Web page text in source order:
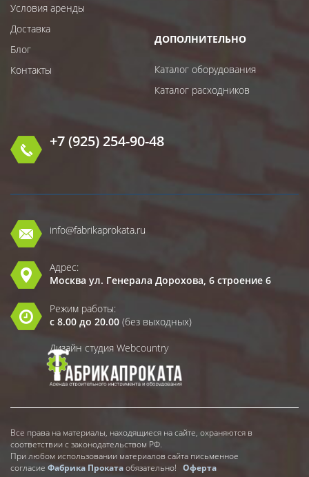
Условия аренды
Доставка
Блог
Контакты
ДОПОЛНИТЕЛЬНО
Каталог оборудования
Каталог расходников
+7 (925) 254-90-48
info@fabrikaprokata.ru
Адрес:
Москва ул. Генерала Дорохова, 6 строение 6
Режим работы:
с 8.00 до 20.00 (без выходных)
Дизайн студия Webcountry
Все права на материалы, находящиеся на сайте, охраняются в
соответствии с законодательством РФ.
При любом использовании материалов сайта письменное
согласие Фабрика Прокатаобязательно! Оферта